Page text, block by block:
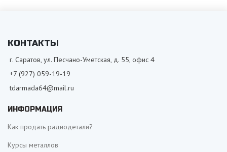
КОНТАКТЫ
г. Саратов, ул. Песчано-Уметская, д. 55, офис 4
+7 (927) 059-19-19
tdarmada64@mail.ru
ИНФОРМАЦИЯ
Как продать радиодетали?
Курсы металлов